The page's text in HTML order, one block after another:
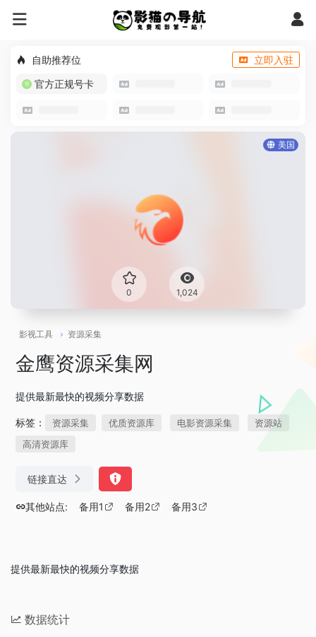
自助推荐位
立即入驻
官方正规号卡
美国
0 1,024
影视工具 资源采集
金鹰资源采集网
提供最新最快的视频分享数据
标签： 资源采集 优质资源库 电影资源采集
资源站
高清资源库
链接直达
其他站点: 备用1 备用2 备用3
提供最新最快的视频分享数据
数据统计